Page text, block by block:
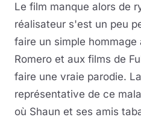
Le film manque alors de
réalisateur s'est un peu
faire un simple hommage
Romero et aux films de
faire une vraie parodie.
représentative de ce
où Shaun et ses amis